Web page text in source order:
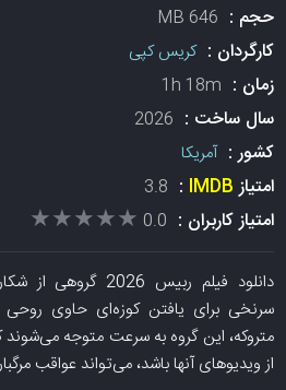
حجم : 646 MB
کارگردان :کریس کپی
زمان : 1h 18m
سال ساخت : 2026
کشور :آمریکا
امتیازIMDB
:
3.8
امتیاز کاربران : 0.0
★★★★★
★★★★★
دانلود فیلم ربیس
سرنخی برای یافتن کوزه‌ای حاوی روحی
متروکه، این گروه به سرعت متوجه می‌شوند
از ویدیوهای آنها باشد، می‌تواند عواقب